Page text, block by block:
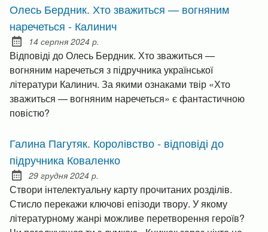
Олесь Бердник. Хто зважиться — вогняним
наречеться - Калинич
Posted on:
14 серпня 2024 р.
Відповіді до Олесь Бердник. Хто зважиться —
вогняним наречеться з підручника української
літератури Калинич. За якими ознаками твір «Хто
зважиться — вогняним наречеться» є фантастичною
повістю?
Галина Пагутяк. Королівство - відповіді до
підручника Коваленко
Posted on:
29 грудня 2024 р.
Створи інтелектуальну карту прочитаних розділів.
Стисло перекажи ключові епізоди твору. У якому
літературному жанрі можливе перетворення героїв?